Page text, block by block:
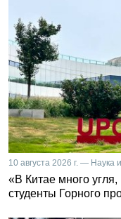
10 августа 2026 г. — Наука
«В Китае много
студенты Горного